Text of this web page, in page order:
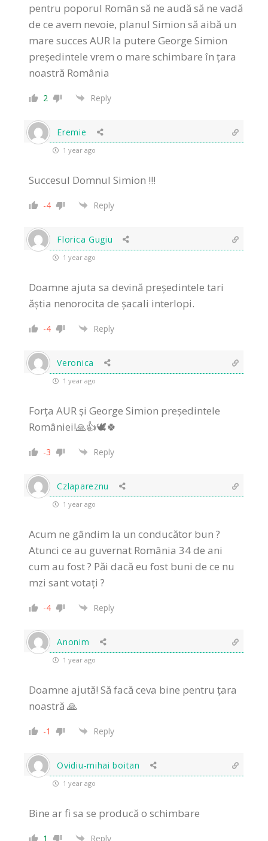
pentru poporul Român să ne audă să ne vadă
de ce avem nevoie, planul Simion să aibă un
mare succes AUR la putere George Simion
președintele vrem o mare schimbare în țara
noastră România
2 Reply
Eremie
1 year ago
Succesul Domnul Simion !!!
-4 Reply
Florica Gugiu
1 year ago
Doamne ajuta sa devină președintele tari
ăștia nenorocita de șacali interlopi.
-4 Reply
Veronica
1 year ago
Forța AUR și George Simion președintele
României!🙏👍🕊️🍀
-3 Reply
Czlapareznu
1 year ago
Acum ne gândim la un conducător bun ?
Atunci ce au guvernat România 34 de ani
cum au fost ? Păi dacă eu fost buni de ce nu
mzi sant votați ?
-4 Reply
Anonim
1 year ago
Doamne ajută! Să facă ceva bine pentru țara
noastră 🙏
-1 Reply
Ovidiu-mihai boitan
1 year ago
Bine ar fi sa se producă o schimbare
1 Reply